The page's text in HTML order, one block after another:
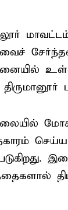
உள்ள
செய்ய